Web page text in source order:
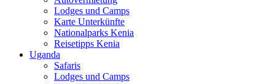
Lodges und Camps
Karte Unterkünfte
Nationalparks Kenia
Reisetipps Kenia
Uganda
Safaris
Lodges und Camps